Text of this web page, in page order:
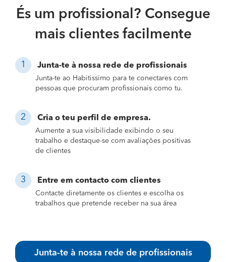
És um profissional? Consegue
mais clientes facilmente
Junta-te à nossa rede de profissionais
Junta-te ao Habitissimo para te conectares com
pessoas que procuram profissionais como tu.
Cria o teu perfil de empresa.
Aumente a sua visibilidade exibindo o seu
trabalho e destaque-se com avaliações positivas
de clientes
Entre em contacto com clientes
Contacte diretamente os clientes e escolha os
trabalhos que pretende receber na sua área
Junta-te à nossa rede de profissionais